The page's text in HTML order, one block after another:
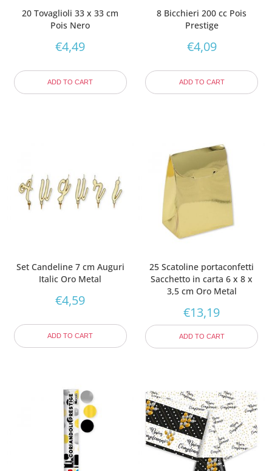
20 Tovaglioli 33 x 33 cm
Pois Nero
€4,49
ADD TO CART
8 Bicchieri 200 cc Pois
Prestige
€4,09
ADD TO CART
Set Candeline 7 cm Auguri
Italic Oro Metal
€4,59
ADD TO CART
25 Scatoline portaconfetti
Sacchetto in carta 6 x 8 x
3,5 cm Oro Metal
€13,19
ADD TO CART